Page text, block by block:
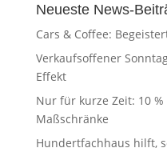
Neueste News-
Cars & Coffee:
Verkaufsoffener
Effekt
Nur für kurze Zeit: 10
Maßschränke
Hundertfachhaus hilft,